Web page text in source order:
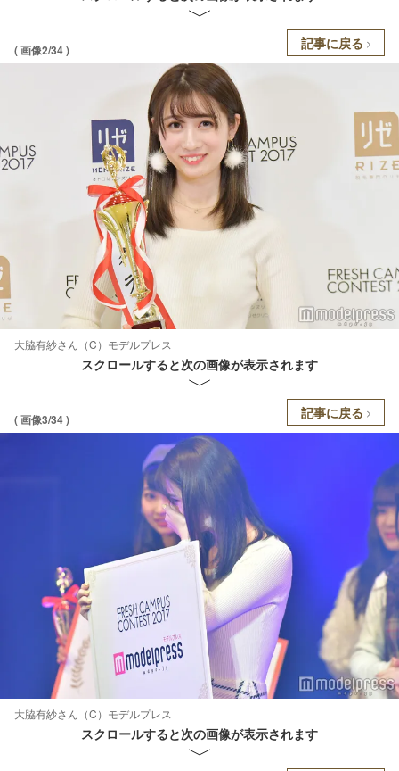
( 画像2/34 ) 記事に戻る
大脇有紗さん（C）モデルプレス
スクロールすると次の画像が表示されます
( 画像3/34 ) 記事に戻る
大脇有紗さん（C）モデルプレス
スクロールすると次の画像が表示されます